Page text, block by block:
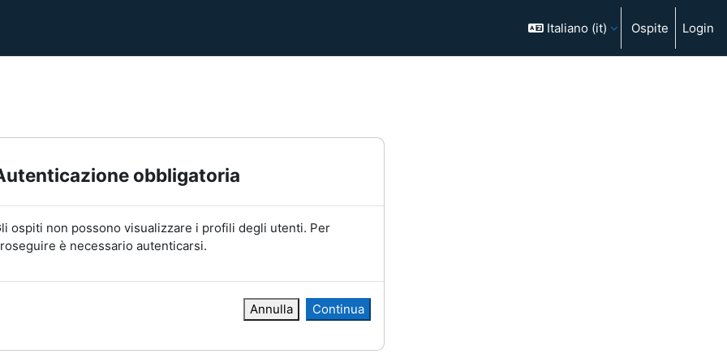
Italiano ‎(it)‎ Ospite Login
obbligatoria
ospiti non possono visualizzare i profili degli utenti. Per
è necessario autenticarsi.
Annulla Continua